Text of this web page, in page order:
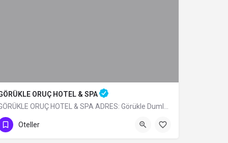
ORUÇ HOTEL & SPA
GÖRÜKLE ORUÇ HOTEL & SPA ADRES: Görükle Dumlupınar Mh. İskele Sk. N:13…
0 (224) 483 32 99
Oteller